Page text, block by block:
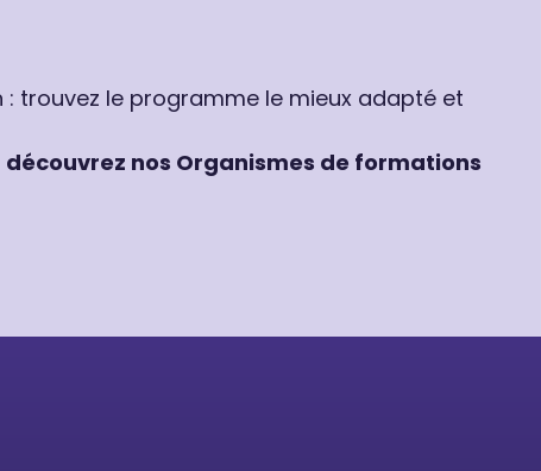
trouvez le programme le mieux adapté et
découvrez nos Organismes de formations